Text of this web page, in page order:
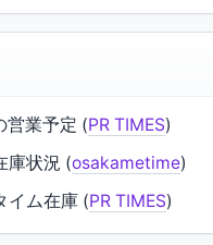
営業予定 (PR TIMES)
庫状況 (osakametime)
イム在庫 (PR TIMES)